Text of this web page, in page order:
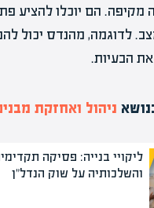
מקיפה. הם יוכלו להציע
לדוגמה, מהנדס יכול
את הבעיות.
ניהול ואחזקת
ליקויי בנייה: פסיקה
והשלכותיה על שוק הנדל"ן